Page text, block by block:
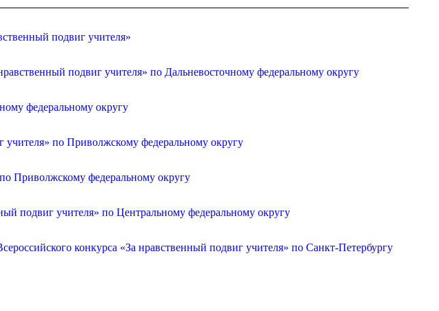
подвиг учителя»
подвиг учителя» по Дальневосточному федеральному округу
федеральному округу
учителя» по Приволжскому федеральному округу
Приволжскому федеральному округу
подвиг учителя» по Центральному федеральному округу
конкурса «За нравственный подвиг учителя» по Санкт-Петербургу